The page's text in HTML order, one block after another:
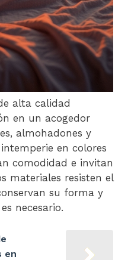
alta calidad
en un acogedor
almohadones y
en colores
comodidad e invitan
materiales resisten el
su forma y
necesario.
en